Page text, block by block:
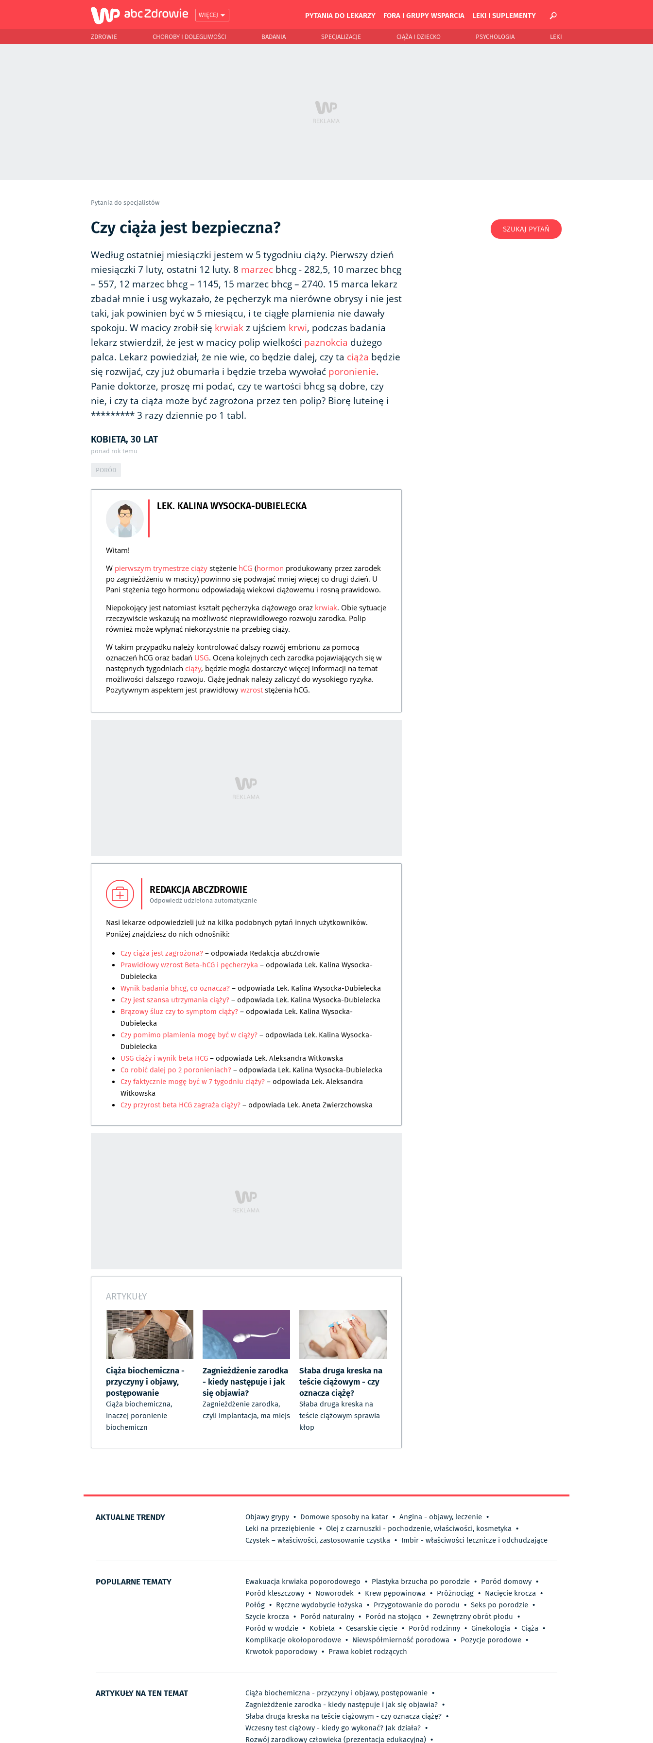
WIĘCEJ PYTANIA DO LEKARZY FORA I GRUPY WSPARCIA LEKI I SUPLEMENTY
ZDROWIE CHOROBY I DOLEGLIWOŚCI BADANIA SPECJALIZACJE CIĄŻA I DZIECKO PSYCHOLOGIA LEKI
Pytania do specjalistów
Czy ciąża jest bezpieczna?
Według ostatniej miesiączki jestem w 5 tygodniu ciąży. Pierwszy dzień
miesiączki 7 luty, ostatni 12 luty. 8 marzec bhcg - 282,5, 10 marzec bhcg
– 557, 12 marzec bhcg – 1145, 15 marzec bhcg – 2740. 15 marca lekarz
zbadał mnie i usg wykazało, że pęcherzyk ma nierówne obrysy i nie jest
taki, jak powinien być w 5 miesiącu, i te ciągłe plamienia nie dawały
spokoju. W macicy zrobił się krwiakz ujściem krwi, podczas badania
lekarz stwierdził, że jest w macicy polip wielkości paznokcia dużego
palca. Lekarz powiedział, że nie wie, co będzie dalej, czy ta ciąża będzie
się rozwijać, czy już obumarła i będzie trzeba wywołać poronienie.
Panie doktorze, proszę mi podać, czy te wartości bhcg są dobre, czy
nie, i czy ta ciąża może być zagrożona przez ten polip? Biorę luteinę i
********* 3 razy dziennie po 1 tabl.
KOBIETA, 30 LAT
ponad rok temu
PORÓD
LEK. KALINA WYSOCKA-DUBIELECKA
Witam!
W pierwszym trymestrze ciąży stężenie hCG (hormon produkowany przez zarodek
po zagnieżdźeniu w macicy) powinno się podwajać mniej więcej co drugi dzień. U
Pani stężenia tego hormonu odpowiadają wiekowi ciążowemu i rosną prawidowo.
Niepokojący jest natomiast kształt pęcherzyka ciążowego oraz krwiak. Obie sytuacje
rzeczywiście wskazują na możliwość nieprawidłowego rozwoju zarodka. Polip
również może wpłynąć niekorzystnie na przebieg ciąży.
W takim przypadku należy kontrolować dalszy rozwój embrionu za pomocą
oznaczeń hCG oraz badań USG. Ocena kolejnych cech zarodka pojawiających się w
następnych tygodniach ciąży, będzie mogła dostarczyć więcej informacji na temat
możliwości dalszego rozwoju. Ciążę jednak należy zaliczyć do wysokiego ryzyka.
Pozytywnym aspektem jest prawidłowy wzrost stężenia hCG.
REDAKCJA ABCZDROWIE
Odpowiedź udzielona automatycznie
Nasi lekarze odpowiedzieli już na kilka podobnych pytań innych użytkowników.
Poniżej znajdziesz do nich odnośniki:
Czy ciąża jest zagrożona?– odpowiada Redakcja abcZdrowie
Prawidłowy wzrost Beta-hCG i pęcherzyka– odpowiada Lek. Kalina Wysocka-
Dubielecka
Wynik badania bhcg, co oznacza?– odpowiada Lek. Kalina Wysocka-Dubielecka
Czy jest szansa utrzymania ciąży?– odpowiada Lek. Kalina Wysocka-Dubielecka
Brązowy śluz czy to symptom ciąży?– odpowiada Lek. Kalina Wysocka-
Dubielecka
Czy pomimo plamienia mogę być w ciąży?– odpowiada Lek. Kalina Wysocka-
Dubielecka
USG ciąży i wynik beta HCG– odpowiada Lek. Aleksandra Witkowska
Co robić dalej po 2 poronieniach?– odpowiada Lek. Kalina Wysocka-Dubielecka
Czy faktycznie mogę być w 7 tygodniu ciąży?– odpowiada Lek. Aleksandra
Witkowska
Czy przyrost beta HCG zagraża ciąży?– odpowiada Lek. Aneta Zwierzchowska
ARTYKUŁY
Ciąża biochemiczna -
przyczyny i objawy,
postępowanie
Ciąża biochemiczna,
inaczej poronienie
biochemiczn
Zagnieżdżenie zarodka
- kiedy następuje i jak
się objawia?
Zagnieżdżenie zarodka,
czyli implantacja, ma miejs
Słaba druga kreska na
teście ciążowym - czy
oznacza ciążę?
Słaba druga kreska na
teście ciążowym sprawia
kłop
SZUKAJ PYTAŃ
AKTUALNE TRENDY Objawy grypy • Domowe sposoby na katar • Angina - objawy, leczenie •
Leki na przeziębienie • Olej z czarnuszki - pochodzenie, właściwości, kosmetyka •
Czystek – właściwości, zastosowanie czystka • Imbir - właściwości lecznicze i odchudzające
POPULARNE TEMATY Ewakuacja krwiaka poporodowego • Plastyka brzucha po porodzie • Poród domowy •
Poród kleszczowy • Noworodek • Krew pępowinowa • Próżnociąg • Nacięcie krocza •
Połóg • Ręczne wydobycie łożyska • Przygotowanie do porodu • Seks po porodzie •
Szycie krocza • Poród naturalny • Poród na stojąco • Zewnętrzny obrót płodu •
Poród w wodzie • Kobieta • Cesarskie cięcie • Poród rodzinny • Ginekologia • Ciąża •
Komplikacje okołoporodowe • Niewspółmierność porodowa • Pozycje porodowe •
Krwotok poporodowy • Prawa kobiet rodzących
ARTYKUŁY NA TEN TEMAT Ciąża biochemiczna - przyczyny i objawy, postępowanie •
Zagnieżdżenie zarodka - kiedy następuje i jak się objawia? •
Słaba druga kreska na teście ciążowym - czy oznacza ciążę? •
Wczesny test ciążowy - kiedy go wykonać? Jak działa? •
Rozwój zarodkowy człowieka (prezentacja edukacyjna) •